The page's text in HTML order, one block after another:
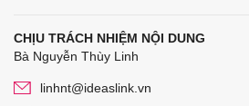
CHỊU TRÁCH NHIỆM NỘI DUNG
Bà Nguyễn Thùy Linh
linhnt@ideaslink.vn